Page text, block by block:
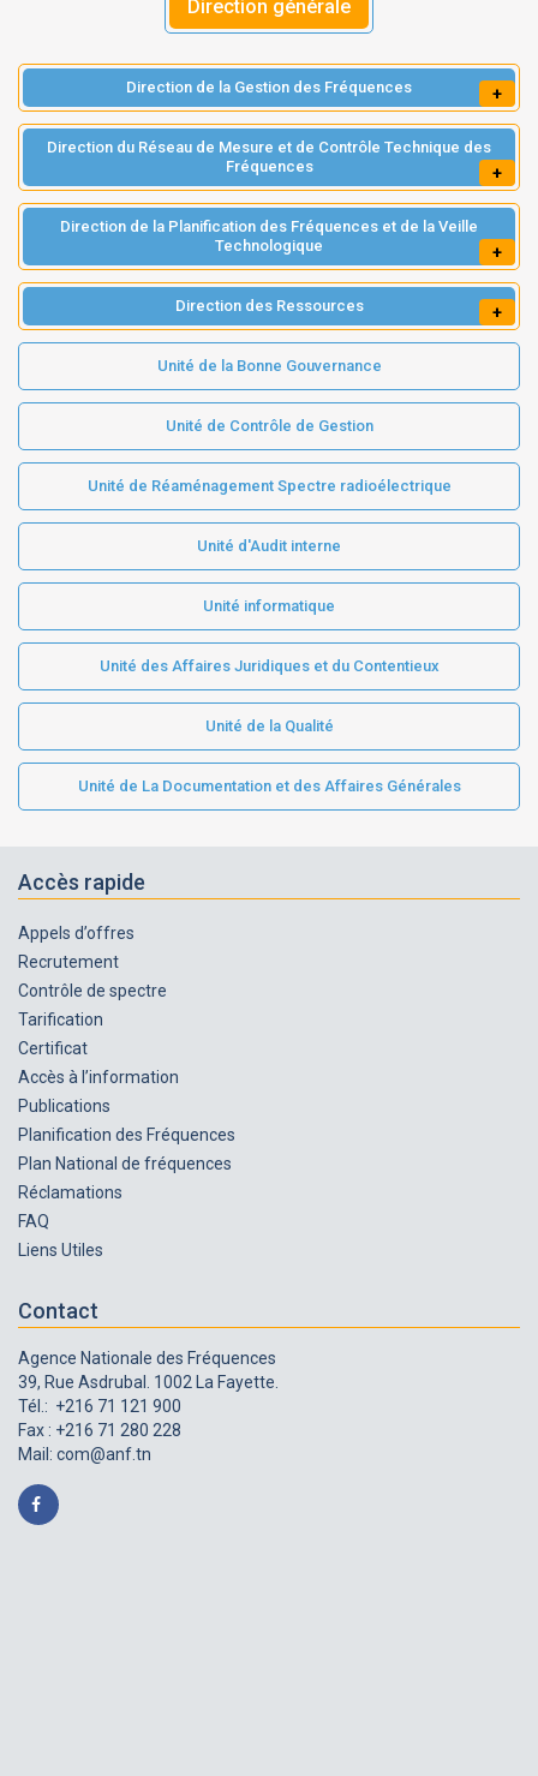
Direction générale
Direction de la Gestion des Fréquences +
Direction du Réseau de Mesure et de Contrôle Technique des
Fréquences
+
Direction de la Planification des Fréquences et de la Veille
Technologique
+
Direction des Ressources +
Unité de la Bonne Gouvernance
Unité de Contrôle de Gestion
Unité de Réaménagement Spectre radioélectrique
Unité d'Audit interne
Unité informatique
Unité des Affaires Juridiques et du Contentieux
Unité de la Qualité
Unité de La Documentation et des Affaires Générales
Accès rapide
Appels d’offres
Recrutement
Contrôle de spectre
Tarification
Certificat
Accès à l’information
Publications
Planification des Fréquences
Plan National de fréquences
Réclamations
FAQ
Liens Utiles
Contact
Agence Nationale des Fréquences
39, Rue Asdrubal. 1002 La Fayette.
Tél.: +216 71 121 900
Fax : +216 71 280 228
Mail: com@anf.tn